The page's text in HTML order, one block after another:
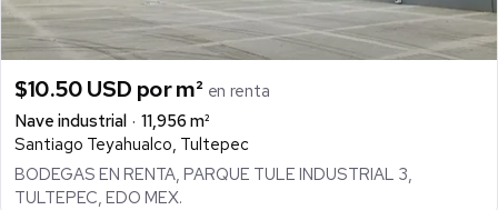
$10.50 USD por m² en renta
Nave industrial
11,956 m²
Santiago Teyahualco, Tultepec
BODEGAS EN RENTA, PARQUE TULE INDUSTRIAL 3,
TULTEPEC, EDO MEX.